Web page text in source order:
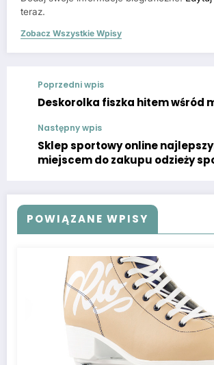
teraz.
Zobacz Wszystkie Wpisy
Poprzedni wpis
Deskorolka fiszka hitem wśród
Następny wpis
Sklep sportowy online
miejscem do zakupu odzieży
POWIĄZANE WPISY